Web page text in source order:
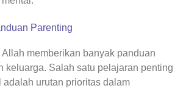
Parenting
Allah memberikan banyak panduan
keluarga. Salah satu pelajaran penting
urutan prioritas dalam